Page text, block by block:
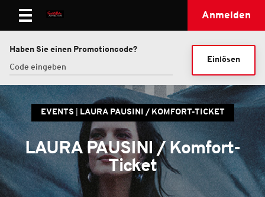
Anmelden
Haben Sie einen Promotioncode?
Einlösen
EVENTS LAURA PAUSINI / KOMFORT-TICKET
LAURA PAUSINI / Komfort-
Ticket